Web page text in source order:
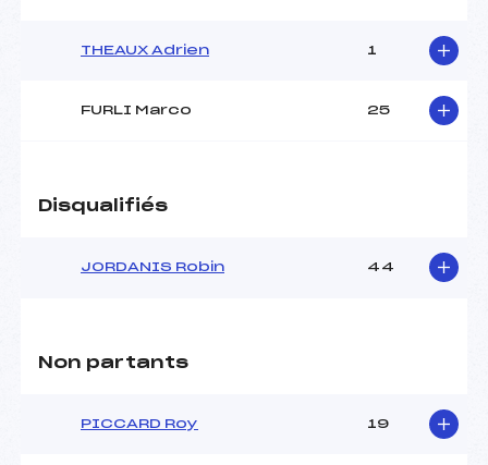
THEAUX Adrien 1
FURLI Marco 25
Disqualifiés
JORDANIS Robin 44
Non partants
PICCARD Roy 19